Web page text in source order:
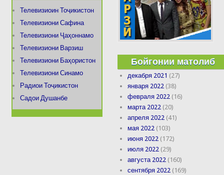
Телевизиоин Тоҷикистон
Телевизиони Сафина
Телевизиони Ҷаҳоннамо
Телевизиони Варзиш
Телевизиони Баҳористон
Телевизиони Синамо
Радиои Тоҷикистон
Садои Душанбе
Бойгонии матолиб
декабря 2021 (27)
января 2022 (38)
февраля 2022 (16)
марта 2022 (20)
апреля 2022 (41)
мая 2022 (103)
июня 2022 (172)
июля 2022 (29)
августа 2022 (160)
сентября 2022 (169)